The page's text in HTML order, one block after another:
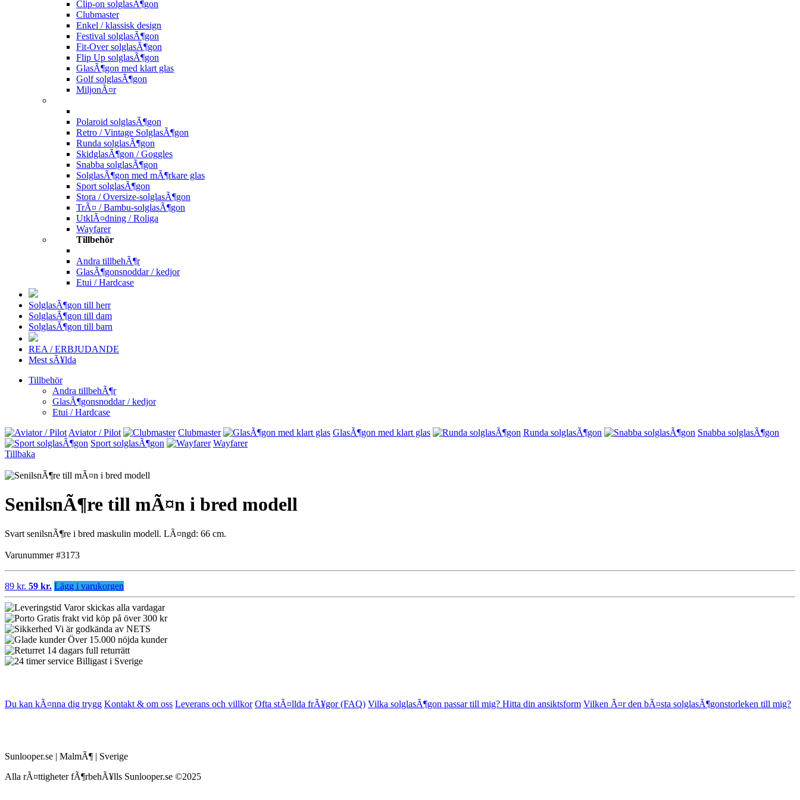
Clip-on solglasÃ¶gon
Clubmaster
Enkel / klassisk design
Festival solglasÃ¶gon
Fit-Over solglasÃ¶gon
Flip Up solglasÃ¶gon
GlasÃ¶gon med klart glas
Golf solglasÃ¶gon
MiljonÃ¤r
Polaroid solglasÃ¶gon
Retro / Vintage SolglasÃ¶gon
Runda solglasÃ¶gon
SkidglasÃ¶gon / Goggles
Snabba solglasÃ¶gon
SolglasÃ¶gon med mÃ¶rkare glas
Sport solglasÃ¶gon
Stora / Oversize-solglasÃ¶gon
TrÃ¤ / Bambu-solglasÃ¶gon
UtklÃ¤dning / Roliga
Wayfarer
Tillbehör
Andra tillbehÃ¶r
GlasÃ¶gonsnoddar / kedjor
Etui / Hardcase
SolglasÃ¶gon till herr
SolglasÃ¶gon till dam
SolglasÃ¶gon till barn
REA / ERBJUDANDE
Mest sÃ¥lda
Tillbehör
Andra tillbehÃ¶r
GlasÃ¶gonsnoddar / kedjor
Etui / Hardcase
Aviator / Pilot
Clubmaster GlasÃ¶gon med klart glas Runda solglasÃ¶gon
Snabba solglasÃ¶gon
Sport solglasÃ¶gon
Wayfarer
Tillbaka
SenilsnÃ¶re till mÃ¤n i bred modell
Svart senilsnÃ¶re i bred maskulin modell. LÃ¤ngd: 66 cm.
Varunummer #3173
89 kr. 59 kr. Lägg i varukorgen
Varor skickas alla vardagar
Gratis frakt vid köp på över 300 kr
Vi är godkända av NETS
Över 15.000 nöjda kunder
14 dagars full returrätt
Billigast i Sverige
Du kan kÃ¤nna dig trygg Kontakt & om oss Leverans och villkor Ofta stÃ¤llda frÃ¥gor (FAQ) Vilka solglasÃ¶gon passar till mig? Hitta din ansiktsform Vilken Ã¤r den bÃ¤sta solglasÃ¶gonstorleken till mig?
Sunlooper.se | MalmÃ¶ | Sverige
Alla rÃ¤ttigheter fÃ¶rbehÃ¥lls Sunlooper.se ©2025